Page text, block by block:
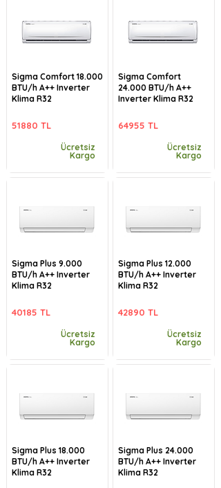
Sigma Comfort 18.000
BTU/h A++ Inverter
Klima R32
51880 TL
Ücretsiz
Kargo
Sigma Plus 9.000
BTU/h A++ Inverter
Klima R32
40185 TL
Ücretsiz
Kargo
Sigma Plus 18.000
BTU/h A++ Inverter
Klima R32
Sigma Comfort
24.000 BTU/h A++
Inverter Klima R32
64955 TL
Ücretsiz
Kargo
Sigma Plus 12.000
BTU/h A++ Inverter
Klima R32
42890 TL
Ücretsiz
Kargo
Sigma Plus 24.000
BTU/h A++ Inverter
Klima R32